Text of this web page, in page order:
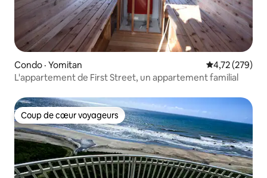
Condo · Yomitan Note
4,72 (279)
L'appartement de First Street, un appartement familial
Coup de cœur voyageurs
Coup de cœur voyageurs